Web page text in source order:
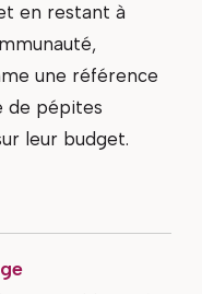
en restant à
une référence
de pépites
leur budget.